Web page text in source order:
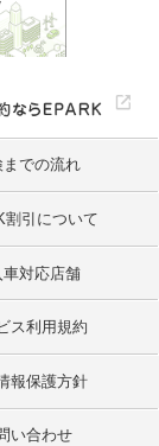
までの流れ
割引について
車対応店舗
ス利用規約
報保護方針
い合わせ